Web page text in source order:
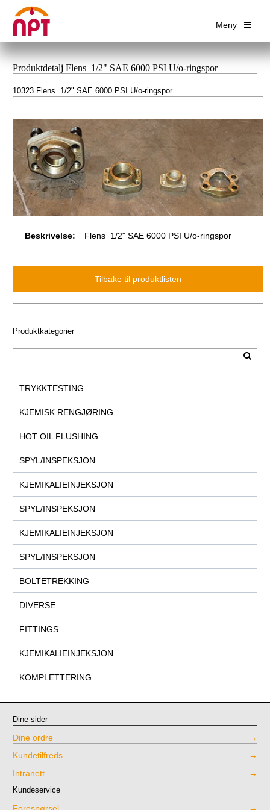
Meny
Produktdetalj Flens 1/2" SAE 6000 PSI U/o-ringspor
10323 Flens 1/2" SAE 6000 PSI U/o-ringspor
Beskrivelse: Flens 1/2" SAE 6000 PSI U/o-ringspor
Produktkategorier
TRYKKTESTING
KJEMISK RENGJØRING
HOT OIL FLUSHING
SPYL/INSPEKSJON
KJEMIKALIEINJEKSJON
SPYL/INSPEKSJON
KJEMIKALIEINJEKSJON
SPYL/INSPEKSJON
BOLTETREKKING
DIVERSE
FITTINGS
KJEMIKALIEINJEKSJON
KOMPLETTERING
Dine sider
Dine ordre
Kundetilfreds
Intranett
Kundeservice
Forespørsel